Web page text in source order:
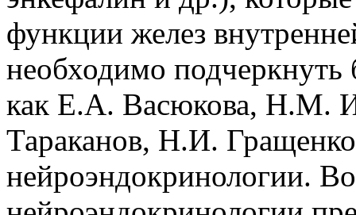
функции желез
необходимо
как Е.А. Васюкова, Н.М.
Тараканов, Н.И.
нейроэндокринологии.